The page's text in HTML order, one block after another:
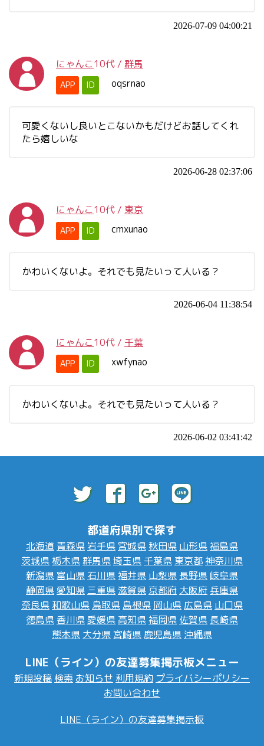
2026-07-09 04:00:21
にゃんこ10代 / 群馬
APP ID oqsrnao
可愛くないし良いとこないかもだけどお話してくれ
たら嬉しいな
2026-06-28 02:37:06
にゃんこ10代 / 東京
APP ID cmxunao
かわいくないよ。それでも見たいって人いる？
2026-06-04 11:38:54
にゃんこ10代 / 千葉
APP ID xwfynao
かわいくないよ。それでも見たいって人いる？
2026-06-02 03:41:42
都道府県別で探す
北海道 青森県 岩手県 宮城県 秋田県 山形県福島県
茨城県 栃木県群馬県埼玉県 千葉県 東京都神奈川県
新潟県 富山県 石川県福井県 山梨県 長野県 岐阜県
静岡県愛知県 三重県滋賀県 京都府 大阪府 兵庫県
奈良県 和歌山県 鳥取県 島根県 岡山県 広島県 山口県
徳島県 香川県愛媛県 高知県福岡県 佐賀県 長崎県
熊本県 大分県 宮崎県 鹿児島県 沖縄県
LINE（ライン）の友達募集掲示板メニュー
新規投稿 検索 お知らせ 利用規約 プライバシーポリシー
お問い合わせ
LINE（ライン）の友達募集掲示板